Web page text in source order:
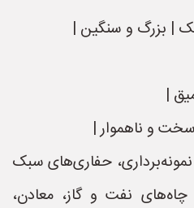
| بزرگ و سنگین |
|
و ناهموار |
حفاری‌های سبک
نفت و گاز، معادن،